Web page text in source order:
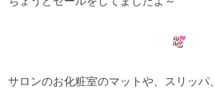
サロンのお化粧室のマットや、スリッパ